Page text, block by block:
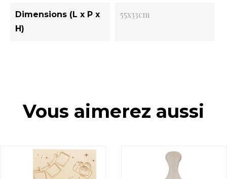
Dimensions (L x P x
H)
55x33cm
Vous aimerez aussi